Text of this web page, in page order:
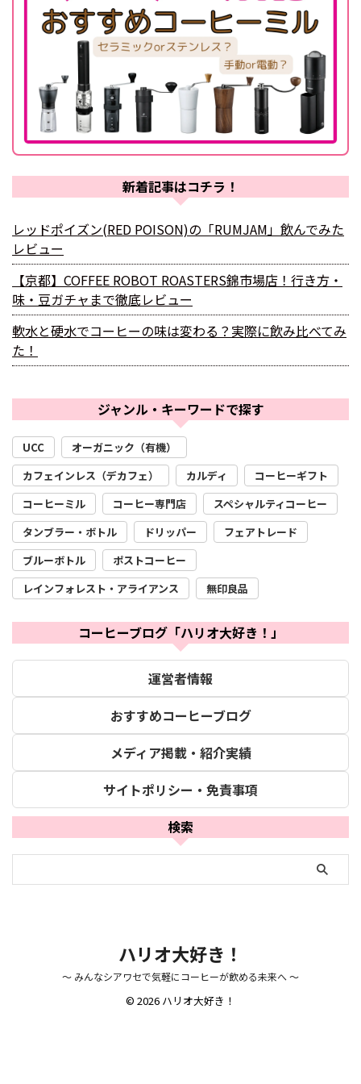
新着記事はコチラ！
レッドポイズン(RED POISON)の「RUMJAM」飲んでみた
レビュー
【京都】COFFEE ROBOT ROASTERS錦市場店！行き方・
味・豆ガチャまで徹底レビュー
軟水と硬水でコーヒーの味は変わる？実際に飲み比べてみ
た！
ジャンル・キーワードで探す
UCC
オーガニック（有機）
カフェインレス（デカフェ）
カルディ
コーヒーギフト
コーヒーミル
コーヒー専門店
スペシャルティコーヒー
タンブラー・ボトル
ドリッパー
フェアトレード
ブルーボトル
ポストコーヒー
レインフォレスト・アライアンス
無印良品
コーヒーブログ「ハリオ大好き！」
運営者情報
おすすめコーヒーブログ
メディア掲載・紹介実績
サイトポリシー・免責事項
検索
ハリオ大好き！
～ みんなシアワセで気軽にコーヒーが飲める未来へ ～
© 2026 ハリオ大好き！